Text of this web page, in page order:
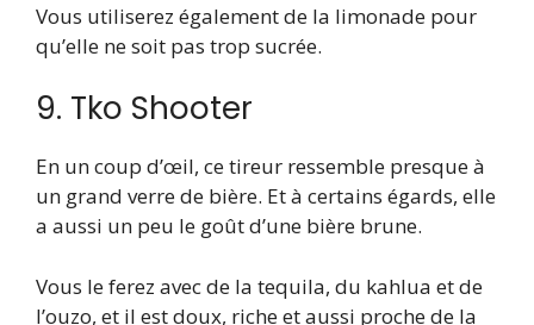
Vous utiliserez également de la limonade pour
qu’elle ne soit pas trop sucrée.
9. Tko Shooter
En un coup d’œil, ce tireur ressemble presque à
un grand verre de bière. Et à certains égards, elle
a aussi un peu le goût d’une bière brune.
Vous le ferez avec de la tequila, du kahlua et de
l’ouzo, et il est doux, riche et aussi proche de la